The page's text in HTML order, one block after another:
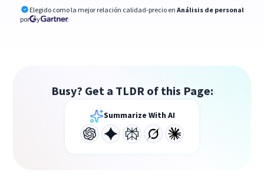
Elegido como la mejor relación calidad-precio en Análisis de personal
por
y
Busy? Get a TLDR of this Page:
Summarize With AI